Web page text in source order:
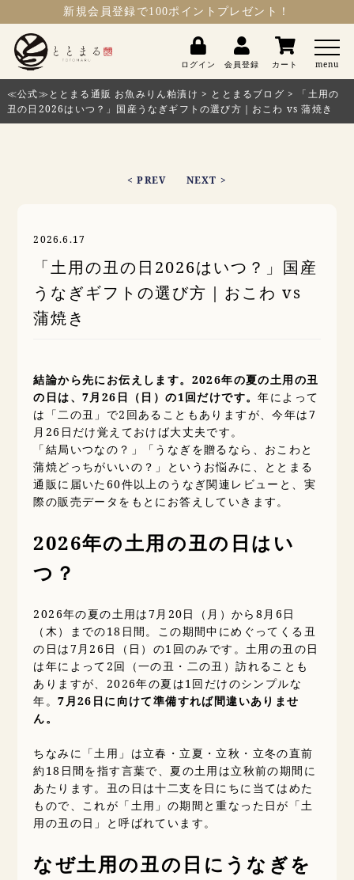
新規会員登録 で100ポイントプレゼント！
ログイン 会員登録 カート menu
≪公式≫ととまる通販 お魚みりん粕漬け > ととまるブログ >
「土用の
丑の日2026はいつ？」国産うなぎギフトの選び方｜おこわ vs 蒲焼き
< PREV NEXT >
「土用の丑の日2026はいつ？」国産
うなぎギフトの選び方｜おこわ vs
蒲焼き
2026.6.17
結論から先にお伝えします。2026年の夏の土用の丑
の日は、7月26日（日）の1回だけです。年によって
は「二の丑」で2回あることもありますが、今年は7
月26日だけ覚えておけば大丈夫です。
「結局いつなの？」「うなぎを贈るなら、おこわと
蒲焼どっちがいいの？」というお悩みに、ととまる
通販に届いた60件以上のうなぎ関連レビューと、実
際の販売データをもとにお答えしていきます。
2026年の土用の丑の日はい
つ？
2026年の夏の土用は7月20日（月）から8月6日
（木）までの18日間。この期間中にめぐってくる丑
の日は7月26日（日）の1回のみです。土用の丑の日
は年によって2回（一の丑・二の丑）訪れることも
ありますが、2026年の夏は1回だけのシンプルな
年。7月26日に向けて準備すれば間違いありませ
ん。
ちなみに「土用」は立春・立夏・立秋・立冬の直前
約18日間を指す言葉で、夏の土用は立秋前の期間に
あたります。丑の日は十二支を日にちに当てはめた
もので、これが「土用」の期間と重なった日が「土
用の丑の日」と呼ばれています。
なぜ土用の丑の日にうなぎを